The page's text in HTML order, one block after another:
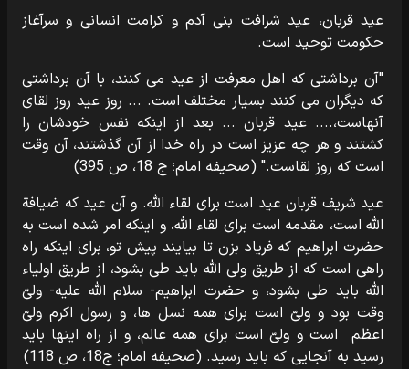
عید قربان، عید شرافت بنی آدم و کرامت انسانی و سرآغاز
حکومت توحید است.
"آن برداشتی که اهل معرفت از عید می کنند، با آن برداشتی
که دیگران می کنند بسیار مختلف است. ... روز عید روز لقای
آنهاست،.... عید قربان ... بعد از اینکه نفس خودشان را
کشتند و هر چه عزیز است در راه خدا از آن گذشتند، آن وقت
است که روز لقاست." (صحیفه امام؛ ج 18، ص 395)
عید شریف قربان عید است برای لقاء الله. و آن عید که ضیافة
الله است، مقدمه است برای لقاء الله، و اینکه امر شده است به
حضرت ابراهیم که فریاد بزن تا بیایند پیش تو، برای اینکه راه
راهی است که از طریق ولی الله باید طی بشود، از طریق اولیاء
الله باید طی بشود، و حضرت ابراهیم- سلام الله علیه- ولیّ
وقت بود و ولیّ است برای همه نسل ها، و رسول اکرم ولیّ
اعظم است و ولیّ است برای همه عالم، و از راه اینها باید
رسید به آنجایی که باید رسید. (صحیفه امام؛ ج18، ص 118)